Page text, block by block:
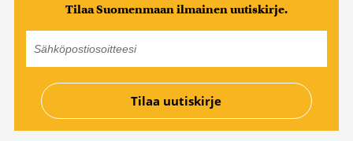
Tilaa Suomenmaan ilmainen uutiskirje.